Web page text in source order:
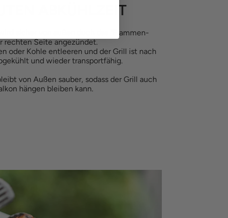
ABKÜHLZEIT
wird sicher von außen duch das "Flammen-
rechten Seite angezündet.
oder Kohle entleeren und der Grill ist nach
und wieder transportfähig.
von Außen sauber, sodass der Grill auch
hängen bleiben kann.